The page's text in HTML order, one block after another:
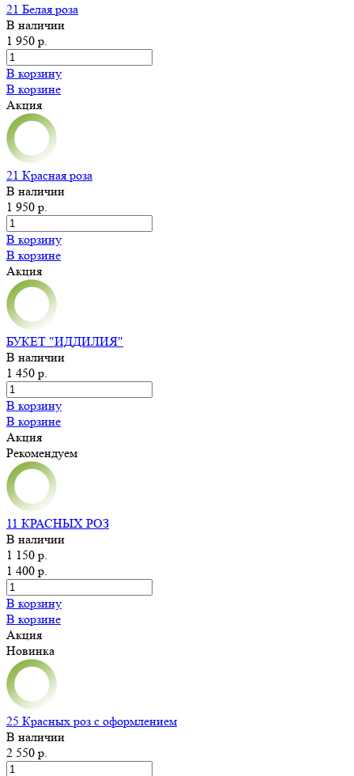
21 Белая роза
В наличии
1 950 р.
В корзину
В корзине
Акция
21 Красная роза
В наличии
1 950 р.
В корзину
В корзине
Акция
БУКЕТ "ИДДИЛИЯ"
В наличии
1 450 р.
В корзину
В корзине
Акция
Рекомендуем
11 КРАСНЫХ РОЗ
В наличии
1 150 р.
1 400 р.
В корзину
В корзине
Акция
Новинка
25 Красных роз с оформлением
В наличии
2 550 р.